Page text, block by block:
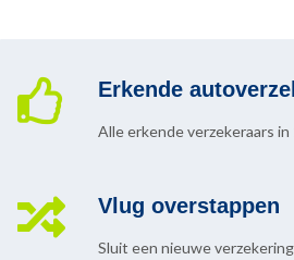
Erkende
Alle erkende verzekeraars in
Vlug overstappen
Sluit een nieuwe